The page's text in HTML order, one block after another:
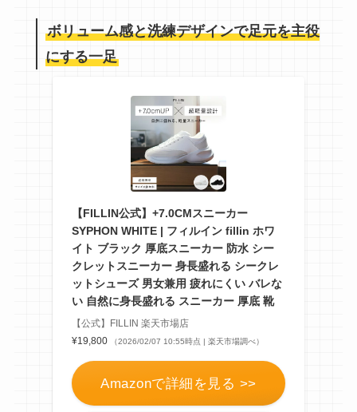
ボリューム感と洗練デザインで足元を主役
にする一足
【FILLIN公式】+7.0CMスニーカー
SYPHON WHITE | フィルイン fillin ホワ
イト ブラック 厚底スニーカー 防水 シー
クレットスニーカー 身長盛れる シークレ
ットシューズ 男女兼用 疲れにくい バレな
い 自然に身長盛れる スニーカー 厚底 靴
【公式】FILLIN 楽天市場店
¥19,800
（2026/02/07 10:55時点 | 楽天市場調べ）
Amazonで詳細を見る >>